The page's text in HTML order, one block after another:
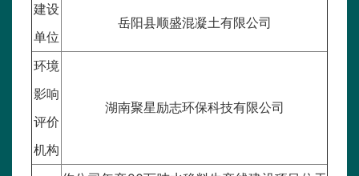
建设
单位
岳阳县顺盛混凝土有限公司
环境
影响
评价
机构
湖南聚星励志环保科技有限公司